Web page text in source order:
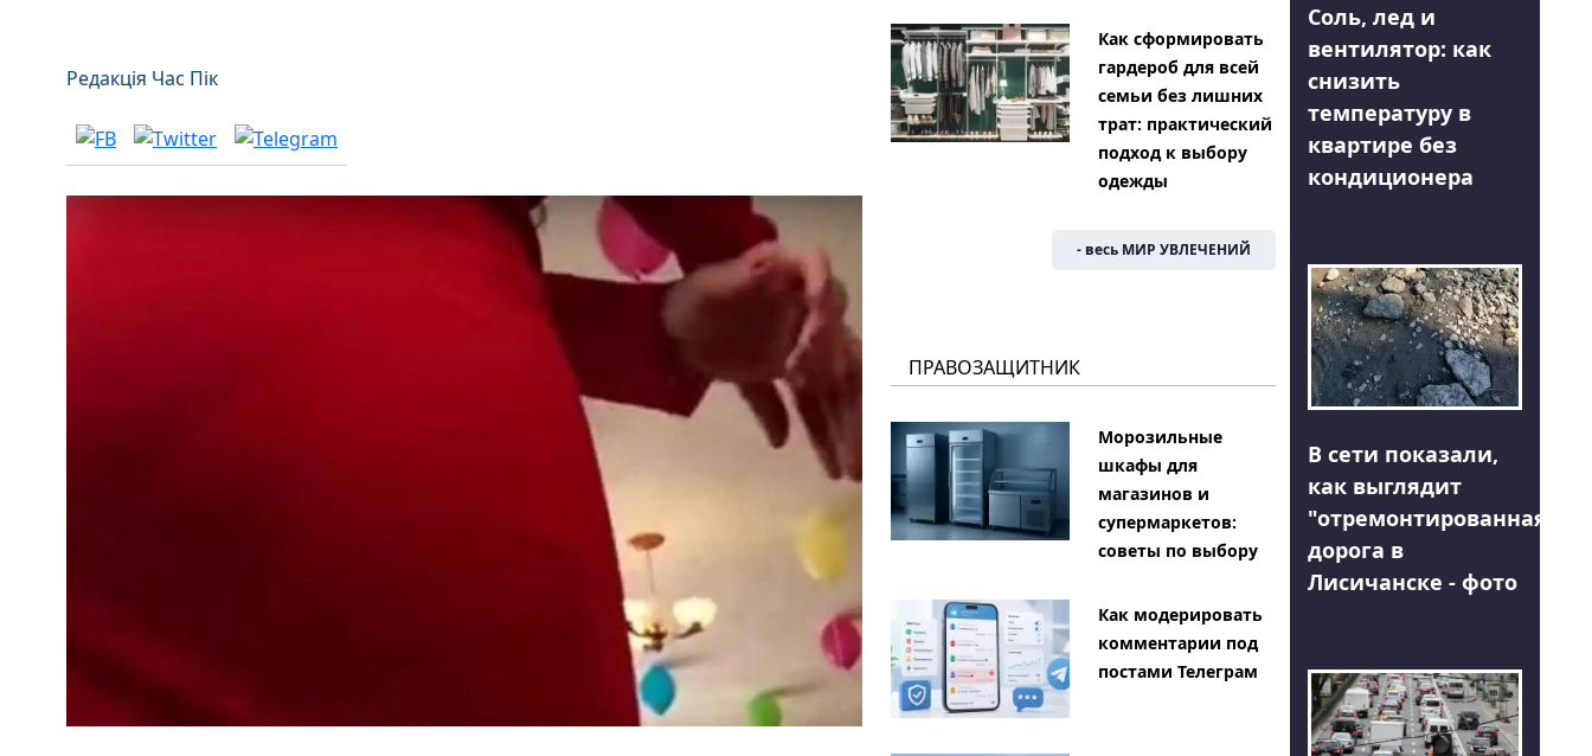
Редакція Час Пік
Как сформировать
гардероб для всей
семьи без лишних
трат: практический
подход к выбору
одежды
- весь МИР УВЛЕЧЕНИЙ
ПРАВОЗАЩИТНИК
Морозильные
шкафы для
магазинов и
супермаркетов:
советы по выбору
Как модерировать
комментарии под
постами Телеграм
Соль, лед и
вентилятор: как
снизить
температуру в
квартире без
кондиционера
В сети показали,
как выглядит
"отремонтированная"
дорога в
Лисичанске - фото